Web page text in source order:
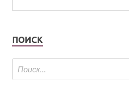
ПОИСК